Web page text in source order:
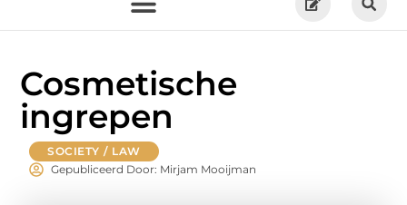
Cosmetische
ingrepen
SOCIETY / LAW
Gepubliceerd Door: Mirjam Mooijman